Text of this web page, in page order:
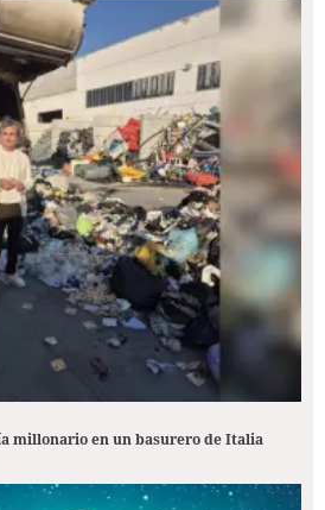
millonario en un basurero de Italia